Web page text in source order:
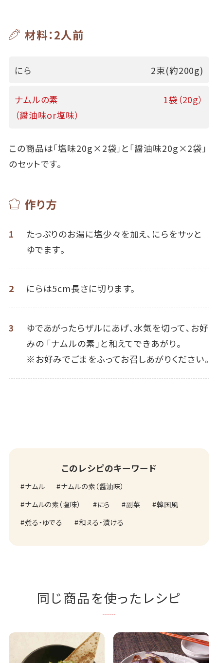
材料：2人前
にら 2束(約200g)
ナムルの素
（醤油味or塩味）
1袋（20g）
この商品は「塩味20g×2袋」と「醤油味20g×2袋」
のセットです。
作り方
1
たっぷりのお湯に塩少々を加え､にらをサッと
ゆでます｡
2 にらは5cm長さに切ります。
3
ゆであがったらザルにあげ､水気を切って､お好
みの 「ナムルの素」と和えてできあがり｡
※お好みでごまをふってお召しあがりください。
このレシピのキーワード
ナムル
ナムルの素（醤油味）
ナムルの素（塩味）
にら 副菜
韓国風
煮る・ゆでる
和える・漬ける
同じ商品を使ったレシピ